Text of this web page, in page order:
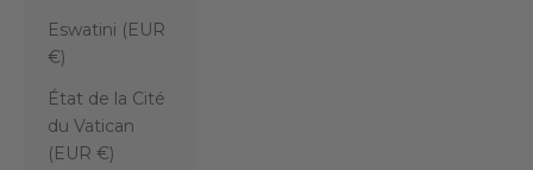
Eswatini (EUR
€)
État de la Cité
du Vatican
(EUR €)